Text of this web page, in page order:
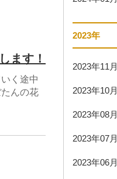
ます！
く途中
んの花
2023年
2023年11月
2023年10月
2023年08月
2023年07月
2023年06月